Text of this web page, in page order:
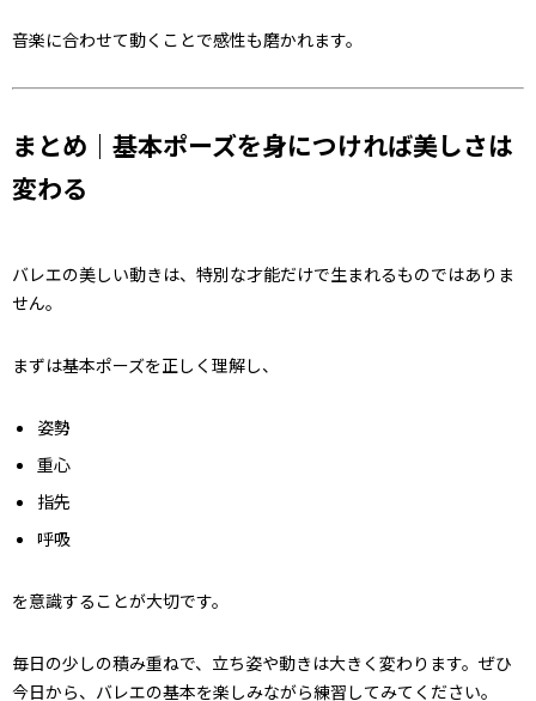
音楽に合わせて動くことで感性も磨かれます。
まとめ｜基本ポーズを身につければ美しさは
変わる
バレエの美しい動きは、特別な才能だけで生まれるものではありま
せん。
まずは基本ポーズを正しく理解し、
姿勢
重心
指先
呼吸
を意識することが大切です。
毎日の少しの積み重ねで、立ち姿や動きは大きく変わります。ぜひ
今日から、バレエの基本を楽しみながら練習してみてください。